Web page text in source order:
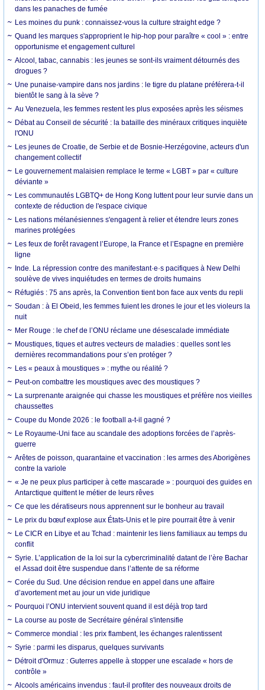
dans les panaches de fumée
Les moines du punk : connaissez-vous la culture straight edge ?
Quand les marques s'approprient le hip-hop pour paraître « cool » : entre
opportunisme et engagement culturel
Alcool, tabac, cannabis : les jeunes se sont-ils vraiment détournés des
drogues ?
Une punaise-vampire dans nos jardins : le tigre du platane préférera-t-il
bientôt le sang à la sève ?
Au Venezuela, les femmes restent les plus exposées après les séismes
Débat au Conseil de sécurité : la bataille des minéraux critiques inquiète
l'ONU
Les jeunes de Croatie, de Serbie et de Bosnie-Herzégovine, acteurs d'un
changement collectif
Le gouvernement malaisien remplace le terme « LGBT » par « culture
déviante »
Les communautés LGBTQ+ de Hong Kong luttent pour leur survie dans un
contexte de réduction de l'espace civique
Les nations mélanésiennes s'engagent à relier et étendre leurs zones
marines protégées
Les feux de forêt ravagent l’Europe, la France et l’Espagne en première
ligne
Inde. La répression contre des manifestant·e·s pacifiques à New Delhi
soulève de vives inquiétudes en termes de droits humains
Réfugiés : 75 ans après, la Convention tient bon face aux vents du repli
Soudan : à El Obeid, les femmes fuient les drones le jour et les violeurs la
nuit
Mer Rouge : le chef de l’ONU réclame une désescalade immédiate
Moustiques, tiques et autres vecteurs de maladies : quelles sont les
dernières recommandations pour s’en protéger ?
Les « peaux à moustiques » : mythe ou réalité ?
Peut-on combattre les moustiques avec des moustiques ?
La surprenante araignée qui chasse les moustiques et préfère nos vieilles
chaussettes
Coupe du Monde 2026 : le football a-t-il gagné ?
Le Royaume-Uni face au scandale des adoptions forcées de l’après-
guerre
Arêtes de poisson, quarantaine et vaccination : les armes des Aborigènes
contre la variole
« Je ne peux plus participer à cette mascarade » : pourquoi des guides en
Antarctique quittent le métier de leurs rêves
Ce que les dératiseurs nous apprennent sur le bonheur au travail
Le prix du bœuf explose aux États-Unis et le pire pourrait être à venir
Le CICR en Libye et au Tchad : maintenir les liens familiaux au temps du
conflit
Syrie. L’application de la loi sur la cybercriminalité datant de l’ère Bachar
el Assad doit être suspendue dans l’attente de sa réforme
Corée du Sud. Une décision rendue en appel dans une affaire
d’avortement met au jour un vide juridique
Pourquoi l’ONU intervient souvent quand il est déjà trop tard
La course au poste de Secrétaire général s'intensifie
Commerce mondial : les prix flambent, les échanges ralentissent
Syrie : parmi les disparus, quelques survivants
Détroit d'Ormuz : Guterres appelle à stopper une escalade « hors de
contrôle »
Alcools américains invendus : faut-il profiter des nouveaux droits de